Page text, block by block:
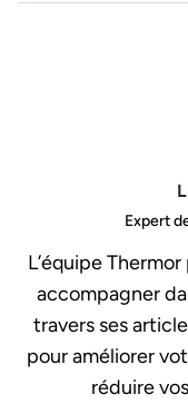
Expert
L’équipe
accompagner
travers ses
pour améliorer
réduire